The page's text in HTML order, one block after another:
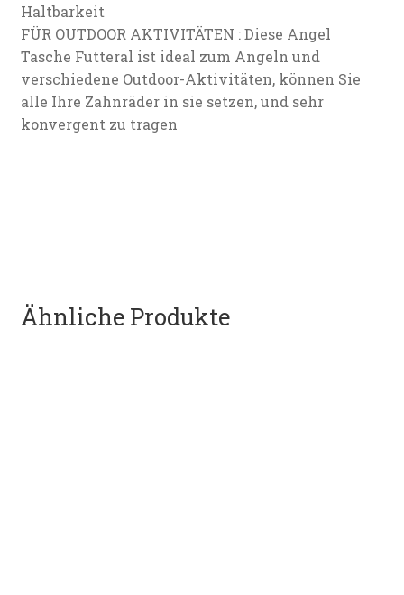
Haltbarkeit
FÜR OUTDOOR AKTIVITÄTEN : Diese Angel
Tasche Futteral ist ideal zum Angeln und
verschiedene Outdoor-Aktivitäten, können Sie
alle Ihre Zahnräder in sie setzen, und sehr
konvergent zu tragen
Ähnliche Produkte